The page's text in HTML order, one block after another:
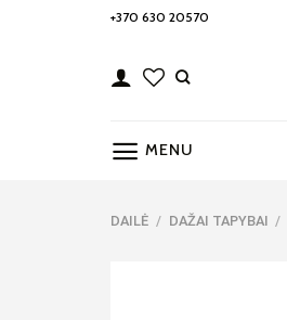
+370 630 20570
MENU
DAILĖ / DAŽAI TAPYBAI /